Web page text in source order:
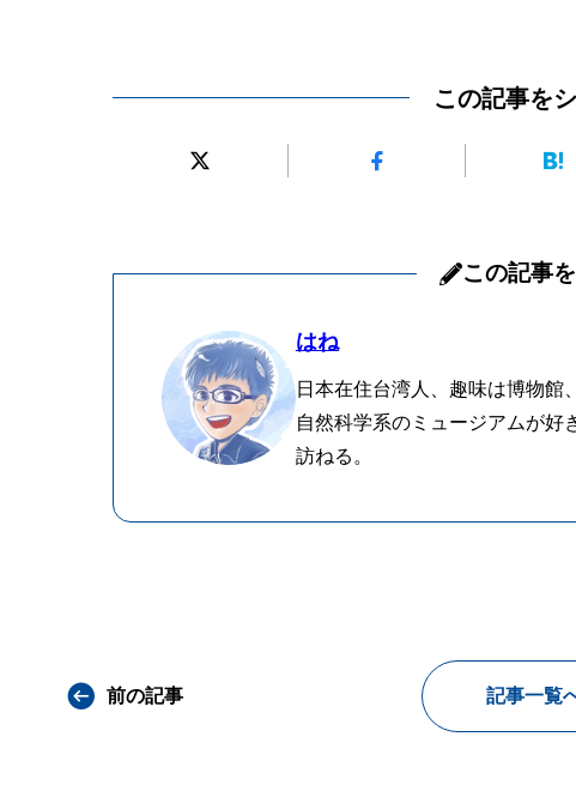
この記事を
この記事
はね
日本在住台湾人、趣味は博物館
自然科学系のミュージアムが好
訪ねる。
前の記事 記事一覧